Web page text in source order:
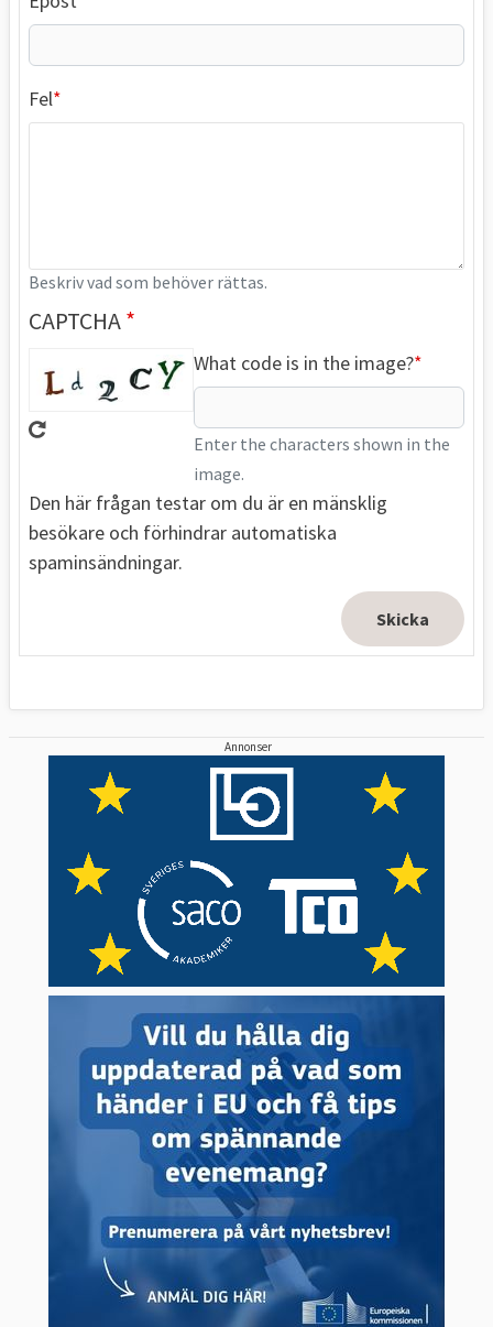
Fel
Beskriv vad som behöver rättas.
CAPTCHA
What code is in the image?
Enter the characters shown in the
image.
Den här frågan testar om du är en mänsklig
besökare och förhindrar automatiska
spaminsändningar.
Annonser